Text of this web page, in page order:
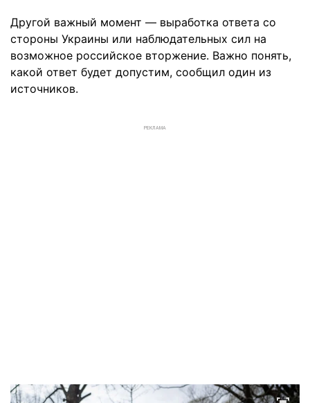
Другой важный момент — выработка ответа со
стороны Украины или наблюдательных сил на
возможное российское вторжение. Важно понять,
какой ответ будет допустим, сообщил один из
источников.
РЕКЛАМА